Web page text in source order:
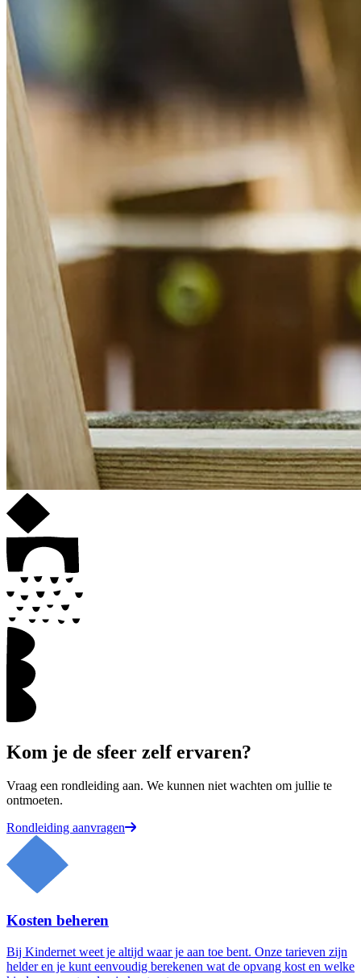
Kom je de sfeer zelf ervaren?
Vraag een rondleiding aan. We kunnen niet wachten om jullie te
ontmoeten.
Rondleiding aanvragen
Kosten beheren
Bij Kindernet weet je altijd waar je aan toe bent. Onze tarieven zijn
helder en je kunt eenvoudig berekenen wat de opvang kost en welke